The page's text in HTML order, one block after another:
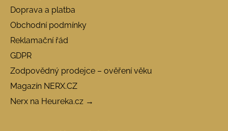
Doprava a platba
Obchodní podmínky
Reklamační řád
GDPR
Zodpovědný prodejce – ověření věku
Magazín NERX.CZ
Nerx na Heureka.cz →